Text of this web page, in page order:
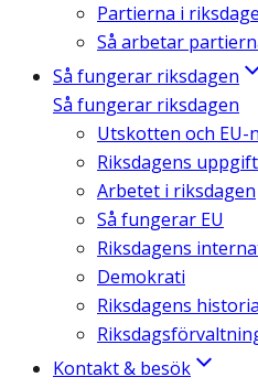
Partierna i
Så arbetar
Så fungerar riksdagen
Så fungerar riksdagen
Utskotten och EU-
Riksdagens
Arbetet i riksdagen
Så fungerar EU
Riksdagens
Demokrati
Riksdagens historia
Kontakt & besök